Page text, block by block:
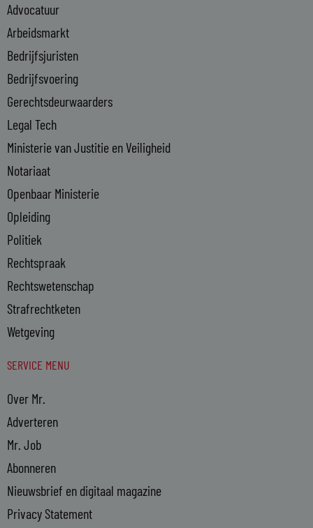
d
i
n
-
i
n
Advocatuur
Arbeidsmarkt
Bedrijfsjuristen
Bedrijfsvoering
Gerechtsdeurwaarders
Legal Tech
Ministerie van Justitie en Veiligheid
Notariaat
Openbaar Ministerie
Opleiding
Politiek
Rechtspraak
Rechtswetenschap
Strafrechtketen
Wetgeving
SERVICE MENU
Over Mr.
Adverteren
Mr. Job
Abonneren
Nieuwsbrief en digitaal magazine
Privacy Statement